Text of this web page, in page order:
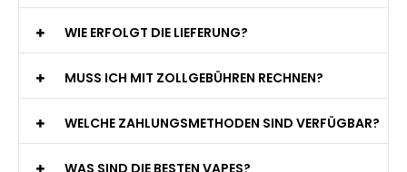
WIE ERFOLGT DIE LIEFERUNG?
MUSS ICH MIT ZOLLGEBÜHREN RECHNEN?
WELCHE ZAHLUNGSMETHODEN SIND VERFÜGBAR?
WAS SIND DIE BESTEN VAPES?